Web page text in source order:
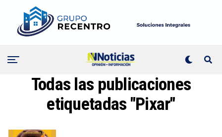
Todas las publicaciones
etiquetadas "Pixar"